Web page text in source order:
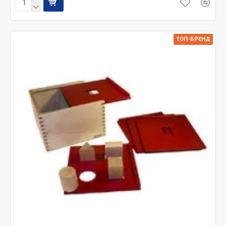
форме. Воспользовавшись представленным на
игрушек, удастся без труда и скучных занятий,
обучить своего дошкольника буквам, счету, умению
красочно оформленный, тренажер, и показать на
своем примере, как с ним можно заниматься.
Прелесть деревянных игрушек еще и в том, что они
абсолютно безопасны для деток, и дают
возможность родителям, без малейшего риска для
здоровья, предоставлять крохе возможность
развлекать себя самому, учиться самостоятельно
ставить себе задачи и успешно их решать, без
постоянного присутствия взрослого и контроля с его
ТОП-БРЕНД